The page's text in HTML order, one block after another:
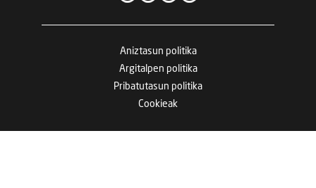
Aniztasun politika
Argitalpen politika
Pribatutasun politika
Cookieak